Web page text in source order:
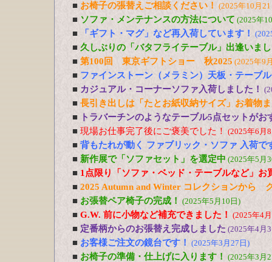
■ お椅子の張替えご相談ください！ (2025年10月
■ ソファ・メンテナンスの方法について (2025年
■ 「ギフト・マグ」など再入荷しています！
■ 久しぶりの「バタフライテーブル」出逢いま
■ 第100回 東京ギフトショー 秋2025 (2025年9
■ ファインストーン（メラミン）天板・テーブ
■ カジュアル・コーナーソファ入荷しました！
■ 長引き出しは「たとお紙収納サイズ」お着物
■
トラバーチンのようなテーブル5点セットが
■ 現場お仕事完了後にご褒美でした！ (2025年6月
■ 背もたれが動く ファブリック・ソファ 入荷で
■ 新作展で「ソファセット」を選定中 (2025年5月
■ 1点限り「ソファ・ベッド・テーブルなど」お
■ 2025 Autumn and Winter コレクションから
■ お張替ペア椅子の完成！ (2025年5月10日)
■ G.W. 前に小物など補充できました！ (2025年4
■ 定番柄からのお張替え完成しました (2025年4月
■ お客様ご注文の鏡台です！ (2025年3月27日)
■ お椅子の準備・仕上げに入ります！ (2025年3月